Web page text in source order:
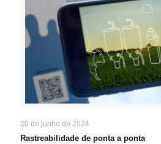
20 de junho de 2024
Rastreabilidade de ponta a ponta